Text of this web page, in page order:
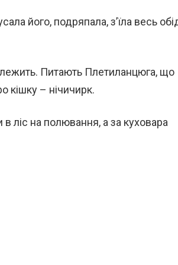
його, подряпала, з’їла весь
лежить. Питають Плетиланцюга, що
кішку – нічичирк.
ліс на полювання, а за куховара